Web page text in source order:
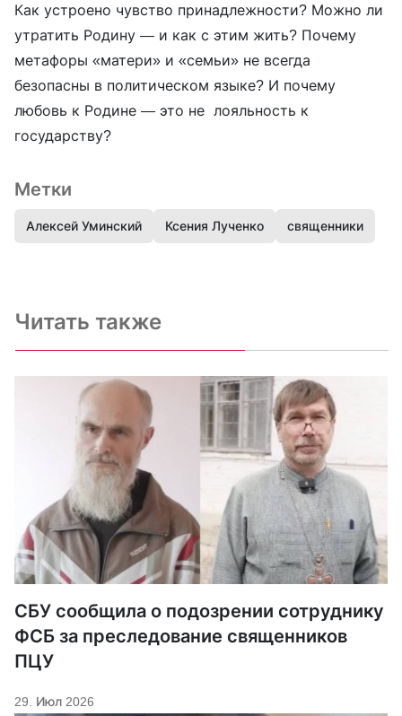
Как устроено чувство принадлежности? Можно ли
утратить Родину — и как с этим жить? Почему
метафоры «матери» и «семьи» не всегда
безопасны в политическом языке? И почему
любовь к Родине — это не лояльность к
государству?
Метки
Алексей Уминский Ксения Лученко священники
Читать также
СБУ сообщила о подозрении сотруднику
ФСБ за преследование священников
ПЦУ
29. Июл 2026